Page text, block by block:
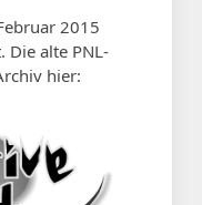
2015
Die alte PNL-
hier: